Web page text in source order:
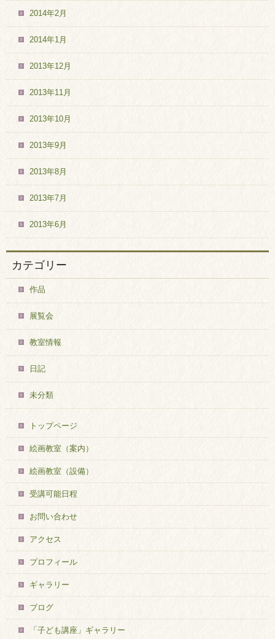
2014年2月
2014年1月
2013年12月
2013年11月
2013年10月
2013年9月
2013年8月
2013年7月
2013年6月
カテゴリー
作品
展覧会
教室情報
日記
未分類
トップページ
絵画教室（案内）
絵画教室（設備）
受講可能日程
お問い合わせ
アクセス
プロフィール
ギャラリー
ブログ
「子ども講座」ギャラリー